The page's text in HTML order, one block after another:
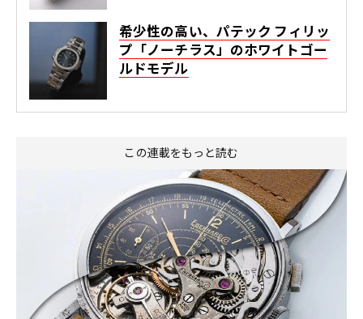
希少性の高い、パテック フィリッ
プ「ノーチラス」のホワイトゴー
ルドモデル
この連載をもっと読む